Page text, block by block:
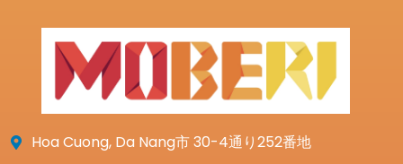
Hoa Cuong, Da Nang市 30-4通り252番地